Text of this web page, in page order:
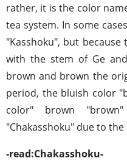
rather, it is the color
tea system. In some
"Kasshoku", but
with the stem of Ge
brown and brown the
period, the bluish color
color" brown
"Chakasshoku" due to
-read:Chakasshoku-